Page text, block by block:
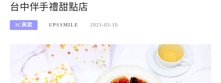
台中伴手禮甜點店
3C美妝 UPSSMILE 2021-03-10